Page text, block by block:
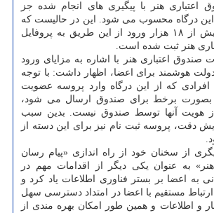
اعتباری هنر با پیگیری های انجام شده جز
این درگاه محسوب می شود. این در حالیست که
از آبان ماه ۱۴۰۱ بیش از ۱۸ هزار ورود از این طریق به پروفایل
هنر ثبت شده است.
صندوق اعتباری هنر با اشاره به مزایای ورود
هوشمند برای اعضا، اظهار داشت: با توجه
افرادی که از این درگاه وارد پروسه عضویت
برخط برای صندوق ارسال می شود،
هویت آنها توسط صندوق نیست. بدین سبب
دقت، پروسه ثبت نام نیز برای این دسته از
از سخنان خود از راه اندازی «پیام رسان
به عنوان یکی دیگر از اقدامات مهم در
به اعضا بر بستر فناوری اطلاعات یاد کرد و
مستقیم با اعضا در امتداد دسترسی سهل
و اطلاعات و همین طور امکان بهره مندی از